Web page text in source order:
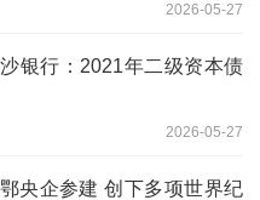
2026-05-27
银行：2021年二级资本债
2026-05-27
央企参建 创下多项世界纪